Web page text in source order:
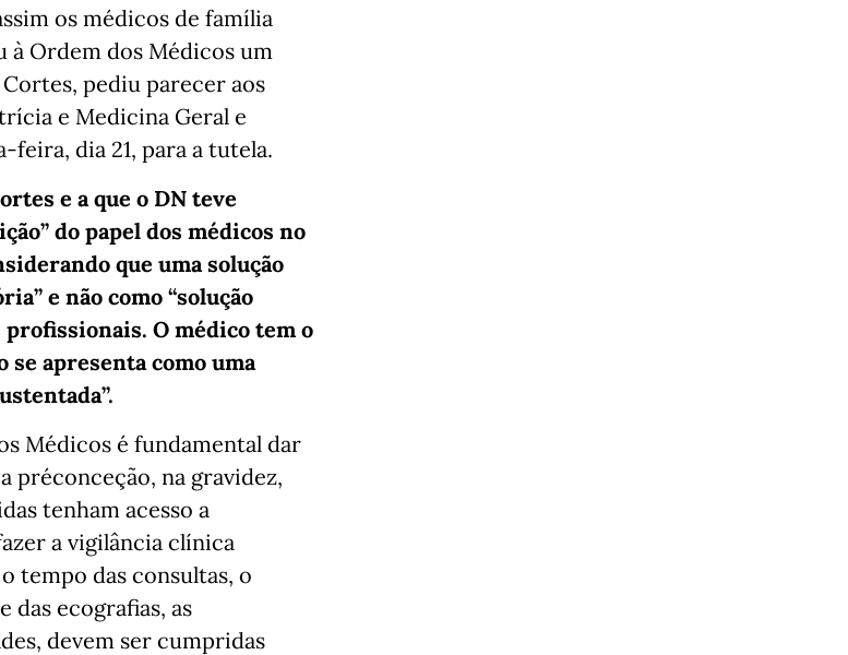
os médicos de família
à Ordem dos Médicos um
pediu parecer aos
e Medicina Geral e
feira, dia 21, para a tutela.
e a que o DN teve
do papel dos médicos no
que uma solução
e não como “solução
O médico tem o
apresenta como uma
Médicos é fundamental dar
préconceção, na gravidez,
tenham acesso a
a vigilância clínica
tempo das consultas, o
das ecografias, as
devem ser cumpridas